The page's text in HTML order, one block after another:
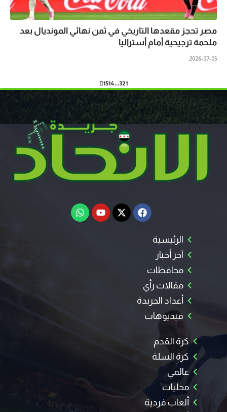
مصر تحجز مقعدها التاريخي في ثمن نهائي المونديال بعد
ملحمة ترجيحية أمام أستراليا
2026-07-05
1
2
3
…
14
15
الرئيسية
آخر أخبار
محافظات
مقالات رأي
أعداد الجريدة
فيديوهات
كرة القدم
كرة السلة
عالمي
محليات
ألعاب فردية